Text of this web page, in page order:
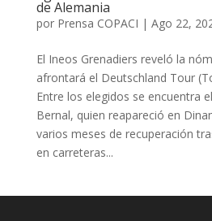
de Alemania
por Prensa COPACI | Ago 22,
El Ineos Grenadiers reveló la
afrontará el Deutschland Tour
Entre los elegidos se encuentra
Bernal, quien reapareció en
varios meses de recuperación
en carreteras...